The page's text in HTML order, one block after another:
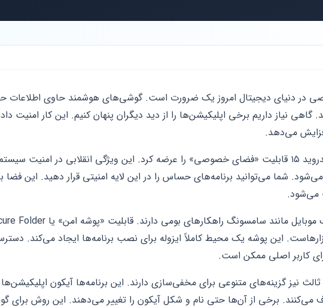
در دنیای دیجیتال امروز یک ضرورت است. گوشی‌های هوشمند حاوی اطلاعات
نیاز داریم برخی اپلیکیشن‌ها را از دید دیگران پنهان کنیم. این کار امنیت
می‌دهد.
گوگل در نسخه اندروید ۱۵ قابلیت «فضای خصوصی» را عرضه کرد. این ویژگی انقلابی در امنیت
شما می‌توانید برنامه‌های حساس را در این لایه امنیتی قرار دهید. این فضا
می‌شود.
این پوشه یک محیط کاملاً ایزوله برای نصب برنامه‌ها ایجاد می‌کند.
کاربر اصلی ممکن است.
نیز گزینه‌های متنوعی برای مخفی‌سازی دارند. این برنامه‌ها آیکون اپلیکیشن‌ها
برخی از آن‌ها حتی نام و شکل آیکون را تغییر می‌دهند. این روش برای